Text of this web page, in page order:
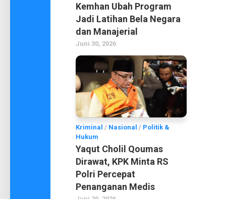
Kemhan Ubah Program
Jadi Latihan Bela Negara
dan Manajerial
Juni 30, 2026
Kriminal / Nasional / Politik &
Hukum
Yaqut Cholil Qoumas
Dirawat, KPK Minta RS
Polri Percepat
Penanganan Medis